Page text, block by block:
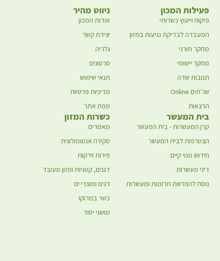
ניווט מהיר
אודות המכון
יצירת קשר
גלריה
סרטונים
תנאי שימוש
מדיניות פרטיות
מפת אתר
פעילות המכון
פיקוח וייעוץ כשרותי
המעבדה לבדיקת נגיעות במזון
מחקר תורני
מחקר יישומי
תנובות שדה
שו״תים Online
הרצאות
כשרות המזון
מאמרים
סקירה אנטומולוגית
פירות וירקות
דגנים, קטניות ומזון מעובד
דגים ומוצרי ים
כשר במרוקו
מושגי יסוד
בית המעשר
קרן המעשרות - בית המעשר
הצטרפות לבית המעשר
חידוש מנוי קיים
דיני מעשרות
נוסח להפרשת תרומות ומעשרות